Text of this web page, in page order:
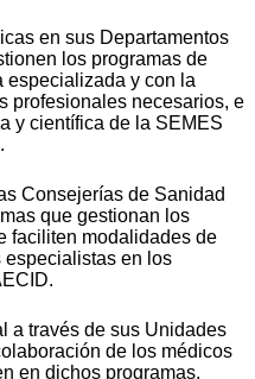
en sus Departamentos
los programas de
especializada y con la
profesionales necesarios, e
y científica de la SEMES
Consejerías de Sanidad
que gestionan los
faciliten modalidades de
especialistas en los
a través de sus Unidades
de los médicos
en dichos programas.